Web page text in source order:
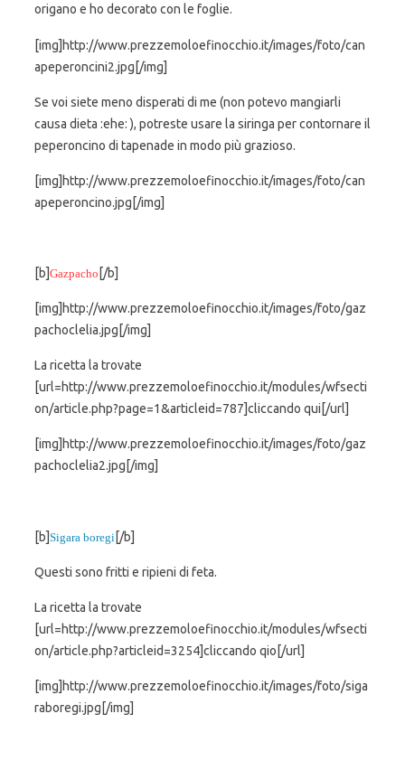
origano e ho decorato con le foglie.
[img]http://www.prezzemoloefinocchio.it/images/foto/can
apeperoncini2.jpg[/img]
Se voi siete meno disperati di me (non potevo mangiarli
causa dieta :ehe: ), potreste usare la siringa per contornare il
peperoncino di tapenade in modo più grazioso.
[img]http://www.prezzemoloefinocchio.it/images/foto/can
apeperoncino.jpg[/img]
[b]Gazpacho [/b]
[img]http://www.prezzemoloefinocchio.it/images/foto/gaz
pachoclelia.jpg[/img]
La ricetta la trovate
[url=http://www.prezzemoloefinocchio.it/modules/wfsecti
on/article.php?page=1&articleid=787]cliccando qui[/url]
[img]http://www.prezzemoloefinocchio.it/images/foto/gaz
pachoclelia2.jpg[/img]
[b]Sigara boregi [/b]
Questi sono fritti e ripieni di feta.
La ricetta la trovate
[url=http://www.prezzemoloefinocchio.it/modules/wfsecti
on/article.php?articleid=3254]cliccando qio[/url]
[img]http://www.prezzemoloefinocchio.it/images/foto/siga
raboregi.jpg[/img]